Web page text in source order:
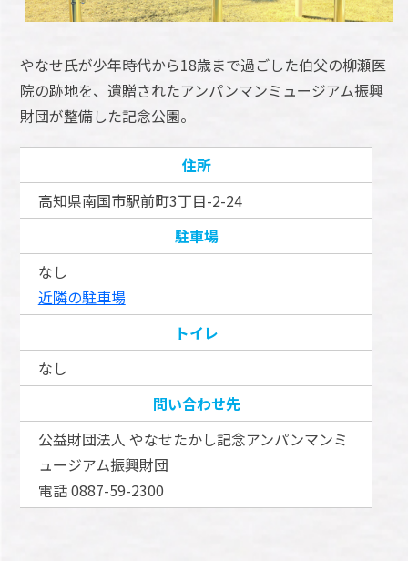
やなせ氏が少年時代から18歳まで過ごした伯父の柳瀬医
院の跡地を、遺贈されたアンパンマンミュージアム振興
財団が整備した記念公園。
住所
高知県南国市駅前町3丁目-2-24
駐車場
なし
近隣の駐車場
トイレ
なし
問い合わせ先
公益財団法人 やなせたかし記念アンパンマンミ
ュージアム振興財団
電話 0887-59-2300